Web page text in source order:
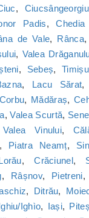
, Ciucsângeorgiu
Padis,
de Vale, Rânca
, Valea
, Sebeș,
, Lacu Sărat,
Corbu, Mădăraș,
,Valea Scurtă,
Valea Vinului,
, Piatra Neamț,
,Crăciunel,
, Râșnov, Pietreni,
, Ditrău,
Ighìo, Iași,